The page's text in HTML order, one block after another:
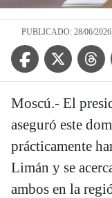
PUBLICADO: 28/06/
Facebook IconTwitter Icon
Moscú.- El
aseguró este
prácticamente
Limán y se
ambos en la